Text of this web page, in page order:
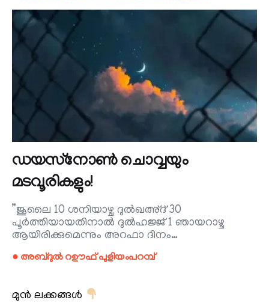
ഡയസ്‌നോൺ ചൊവ്വയും
മടവൂരികളും!
”ജൂലൈ 10 ശനിയാഴ്ച ദുൽഖഅ്ദ് 30
പൂർത്തിയായതിനാൽ ദുൽഹജ്ജ് 1 ഞായറാഴ്ച
ആയിരിക്കുമെന്നും അറഫാ ദിനം…
● അബ്ദുൽ റഊഫ് പുളിയംപറമ്പ്
മുൻ ലക്കങ്ങൾ